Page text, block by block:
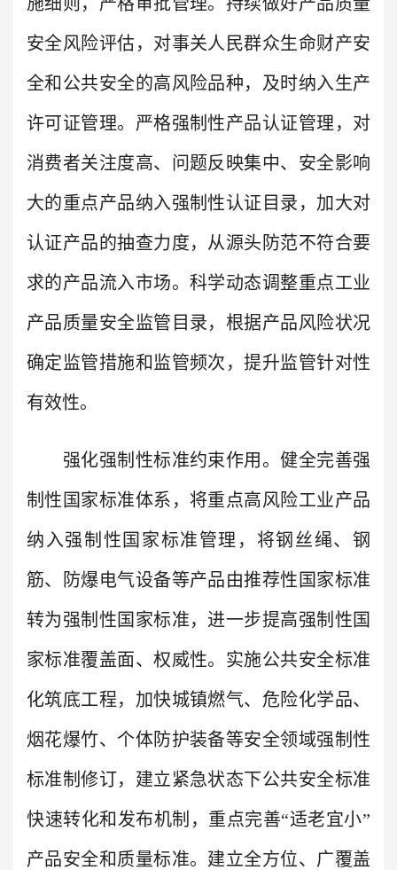
安全风险评估，对事关人民群众生命财产安
全和公共安全的高风险品种，及时纳入生产
许可证管理。严格强制性产品认证管理，对
消费者关注度高、问题反映集中、安全影响
大的重点产品纳入强制性认证目录，加大对
认证产品的抽查力度，从源头防范不符合要
求的产品流入市场。科学动态调整重点工业
产品质量安全监管目录，根据产品风险状况
确定监管措施和监管频次，提升监管针对性
有效性。
强化强制性标准约束作用。健全完善强
制性国家标准体系，将重点高风险工业产品
纳入强制性国家标准管理，将钢丝绳、钢
筋、防爆电气设备等产品由推荐性国家标准
转为强制性国家标准，进一步提高强制性国
家标准覆盖面、权威性。实施公共安全标准
化筑底工程，加快城镇燃气、危险化学品、
烟花爆竹、个体防护装备等安全领域强制性
标准制修订，建立紧急状态下公共安全标准
快速转化和发布机制，重点完善“适老宜小”
产品安全和质量标准。建立全方位、广覆盖